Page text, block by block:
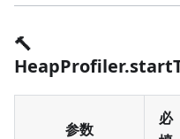
🔨
参数
必